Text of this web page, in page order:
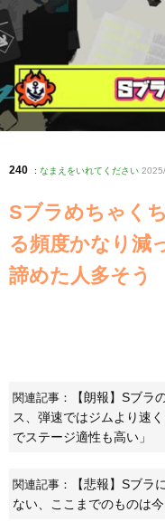
240 : なまえをいれてください
Sブラめちゃく
る頻度かなり減
諦めた人多そう
関連記事：
【朗報】Sブラ
ス、弾速ではジムより速
でステージ適性も高い」
関連記事：
【悲報】Sブラ
ない、ここまでのものは今